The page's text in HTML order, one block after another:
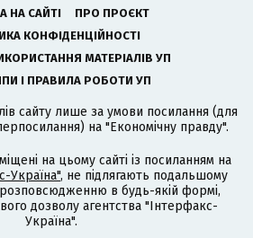
НА САЙТІ
ПРО ПРОЄКТ
КОНФІДЕНЦІЙНОСТІ
МАТЕРІАЛІВ УП
І ПРАВИЛА РОБОТИ УП
сайту лише за умови посилання (для
на "Економічну правду".
на цьому сайті із посиланням на
Україна", не підлягають подальшому
в будь-якій формі,
дозволу агентства "Інтерфакс-
Україна".